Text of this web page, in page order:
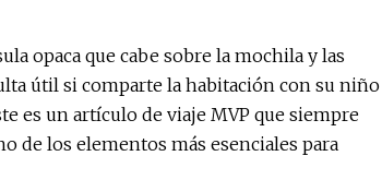
opaca que cabe sobre la mochila y las
útil si comparte la habitación con su niño
es un artículo de viaje MVP que siempre
de los elementos más esenciales para